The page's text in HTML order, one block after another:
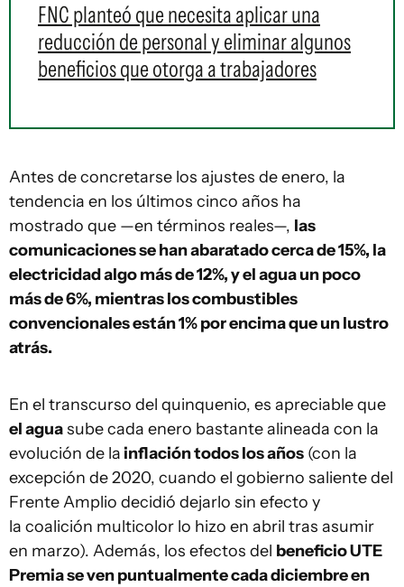
FNC planteó que necesita aplicar una
reducción de personal y eliminar algunos
beneficios que otorga a trabajadores
Antes de concretarse los ajustes de enero, la
tendencia en los últimos cinco años ha
mostrado que —en términos reales—, las
comunicaciones se han abaratado cerca de 15%, la
electricidad algo más de 12%, y el agua un poco
más de 6%, mientras los combustibles
convencionales están 1% por encima que un lustro
atrás.
En el transcurso del quinquenio, es apreciable que
el aguasube cada enero bastante alineada con la
evolución de la inflación todos los años (con la
excepción de 2020, cuando el gobierno saliente del
Frente Amplio decidió dejarlo sin efecto y
la coalición multicolor lo hizo en abril tras asumir
en marzo). Además, los efectos del beneficio UTE
Premia se ven puntualmente cada diciembre en